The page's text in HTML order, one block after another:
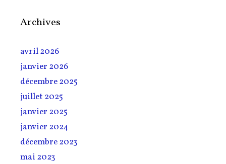
Archives
avril 2026
janvier 2026
décembre 2025
juillet 2025
janvier 2025
janvier 2024
décembre 2023
mai 2023